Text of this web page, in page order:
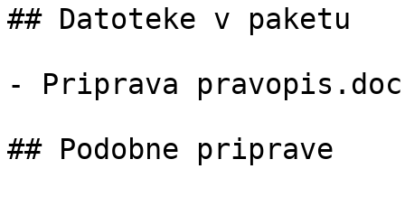
## Datoteke v paketu
- Priprava
## Podobne priprave